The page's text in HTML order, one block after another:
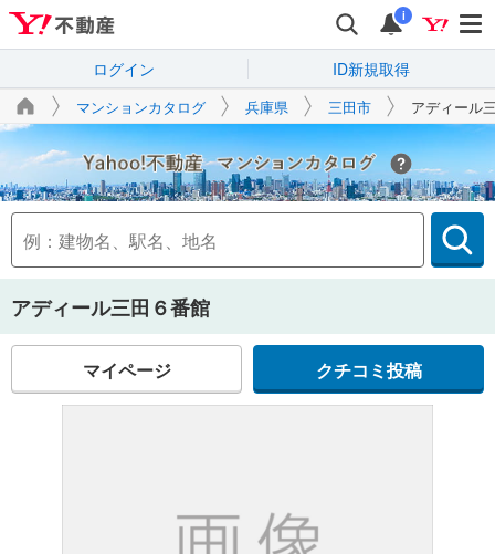
i
ログイン ID新規取得
マンションカタログ 兵庫県 三田市 アディール
Yahoo!不動産
アディール三田６番館
マイページ クチコミ投稿